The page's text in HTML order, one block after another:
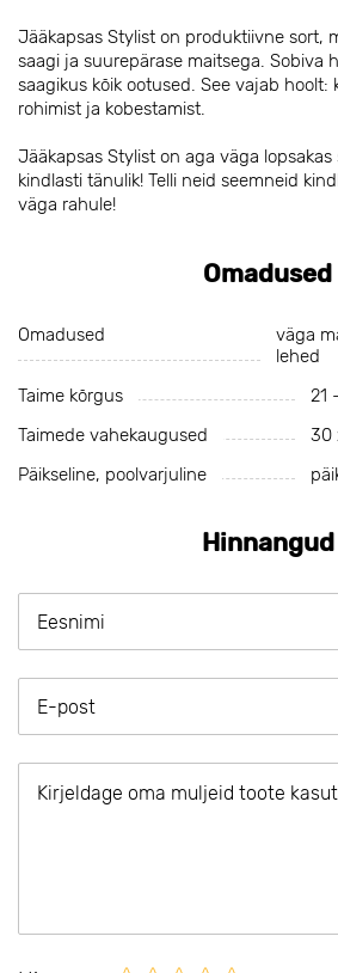
Jääkapsas Stylist on produktiivne sort,
saagi ja suurepärase maitsega. Sobiva
saagikus kõik ootused. See vajab hoolt:
rohimist ja kobestamist.
Jääkapsas Stylist on aga väga lopsakas
kindlasti tänulik! Telli neid seemneid
väga rahule!
Omadused
Omadused
väga
lehed
Taime kõrgus
21
Taimede vahekaugused
30
Päikseline, poolvarjuline
Hinnangud